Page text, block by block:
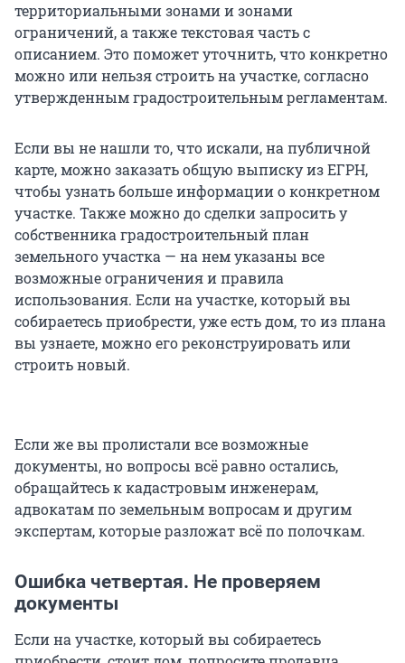
территориальными зонами и зонами
ограничений, а также текстовая часть с
описанием. Это поможет уточнить, что конкретно
можно или нельзя строить на участке, согласно
утвержденным градостроительным регламентам.
Если вы не нашли то, что искали, на публичной
карте, можно заказать общую выписку из ЕГРН,
чтобы узнать больше информации о конкретном
участке. Также можно до сделки запросить у
собственника градостроительный план
земельного участка — на нем указаны все
возможные ограничения и правила
использования. Если на участке, который вы
собираетесь приобрести, уже есть дом, то из плана
вы узнаете, можно его реконструировать или
строить новый.
Если же вы пролистали все возможные
документы, но вопросы всё равно остались,
обращайтесь к кадастровым инженерам,
адвокатам по земельным вопросам и другим
экспертам, которые разложат всё по полочкам.
Ошибка четвертая. Не проверяем
документы
Если на участке, который вы собираетесь